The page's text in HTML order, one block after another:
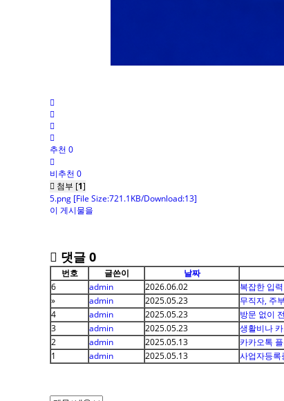
추천 0
비추천 0
첨부 [1]
5.png [File Size:721.1KB/Download:13]
이 게시물을
댓글 0
번호 글쓴이 날짜
6
admin 2026.06.02 복잡한 입
»
admin 2025.05.23 무직자, 주
4
admin 2025.05.23 방문 없이
3
admin 2025.05.23 생활비나
2
admin 2025.05.13 카카오톡
1
admin 2025.05.13 사업자등록